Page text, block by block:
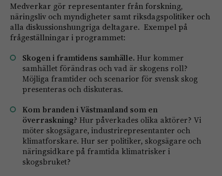
Medverkar gör representanter från forskning,
näringsliv och myndigheter samt riksdagspolitiker och
alla diskussionshungriga deltagare. Exempel på
frågeställningar i programmet:
Skogen i framtidens samhälle. Hur kommer
samhället förändras och vad är skogens roll?
Möjliga framtider och scenarior för svensk skog
presenteras och diskuteras.
Kom branden i Västmanland som en
överraskning? Hur påverkades olika aktörer? Vi
möter skogsägare, industrirepresentanter och
klimatforskare. Hur ser politiker, skogsägare och
näringsidkare på framtida klimatrisker i
skogsbruket?